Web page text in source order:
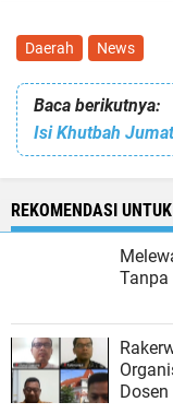
Daerah News
Baca berikutnya:
REKOMENDASI
Tanpa
Dosen